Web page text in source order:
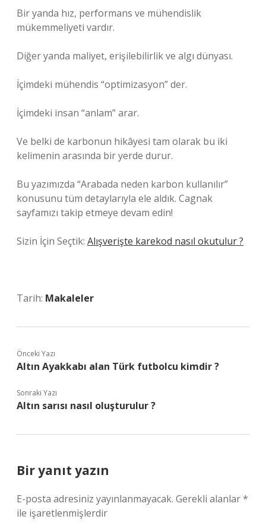
Bir yanda hız, performans ve mühendislik
mükemmeliyeti vardır.
Diğer yanda maliyet, erişilebilirlik ve algı dünyası.
İçimdeki mühendis “optimizasyon” der.
İçimdeki insan “anlam” arar.
Ve belki de karbonun hikâyesi tam olarak bu iki
kelimenin arasında bir yerde durur.
Bu yazımızda “Arabada neden karbon kullanılır”
konusunu tüm detaylarıyla ele aldık. Cagnak
sayfamızı takip etmeye devam edin!
Sizin İçin Seçtik: Alışverişte karekod nasıl okutulur ?
Tarih: Makaleler
Önceki Yazı
Altın Ayakkabı alan Türk futbolcu kimdir ?
Sonraki Yazı
Altın sarısı nasıl oluşturulur ?
Bir yanıt yazın
E-posta adresiniz yayınlanmayacak. Gerekli alanlar*
ile işaretlenmişlerdir